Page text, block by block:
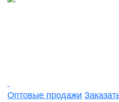
Оптовые продажи